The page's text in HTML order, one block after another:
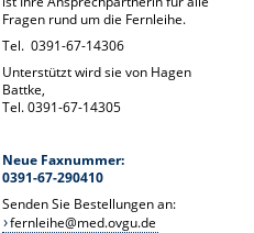
Fragen rund um die Fernleihe.
Tel. 0391-67-14306
Unterstützt wird sie von Hagen
Battke,
Tel. 0391-67-14305
Neue Faxnummer:
0391-67-290410
Senden Sie Bestellungen an:
fernleihe@med.ovgu.de